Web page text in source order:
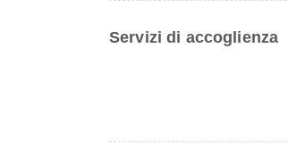
Servizi di accoglienza